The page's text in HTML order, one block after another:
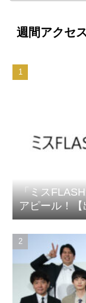
週間アクセ
「ミス
アピール！